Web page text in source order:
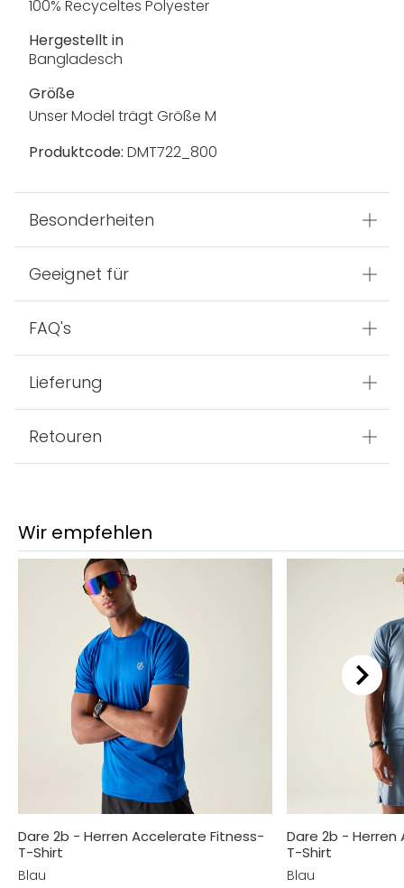
100% Recyceltes Polyester
Hergestellt in
Bangladesch
Größe
Unser Model trägt Größe M
Produktcode: DMT722_800
Besonderheiten
Geeignet für
FAQ's
Lieferung
Retouren
Wir empfehlen
Dare 2b - Herren Accelerate Fitness-
T-Shirt
Blau
Dare 2b -
T-Shirt
Blau